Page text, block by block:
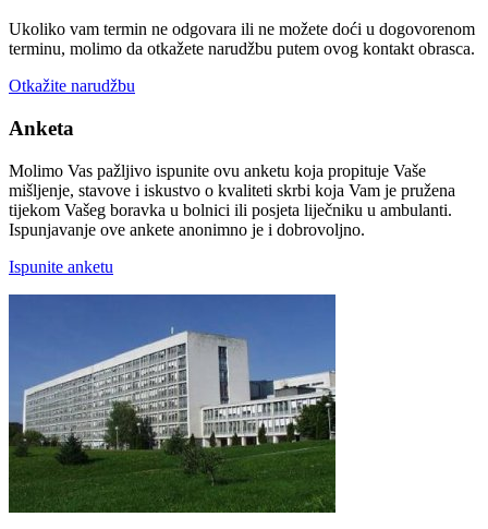
Ukoliko vam termin ne odgovara ili ne možete doći u dogovorenom
terminu, molimo da otkažete narudžbu putem ovog kontakt obrasca.
Otkažite narudžbu
Anketa
Molimo Vas pažljivo ispunite ovu anketu koja propituje Vaše
mišljenje, stavove i iskustvo o kvaliteti skrbi koja Vam je pružena
tijekom Vašeg boravka u bolnici ili posjeta liječniku u ambulanti.
Ispunjavanje ove ankete anonimno je i dobrovoljno.
Ispunite anketu